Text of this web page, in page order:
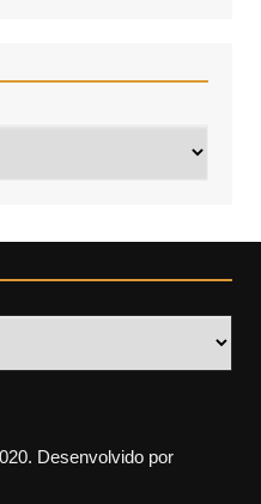
Desenvolvido por